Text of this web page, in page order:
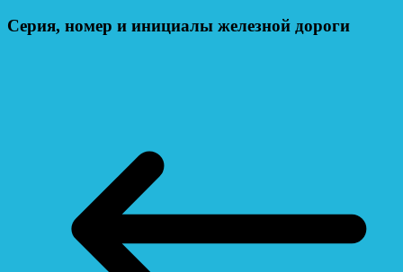
Серия, номер и инициалы железной дороги